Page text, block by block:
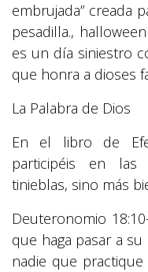
embrujada” creada
pesadilla.,
es un día siniestro
que honra a dioses
La Palabra de Dios
En el libro de
participéis en
tinieblas, sino más
Deuteronomio
que haga pasar a
nadie que practique